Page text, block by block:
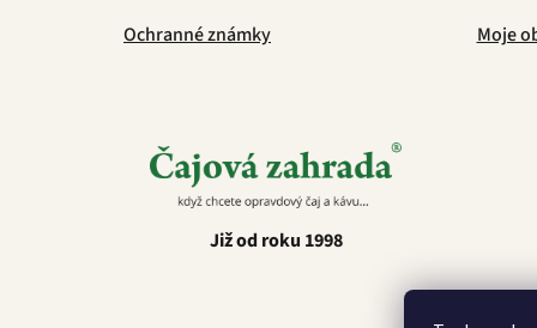
Ochranné známky
Moje
Již od roku 1998